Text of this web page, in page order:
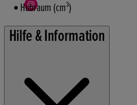
Hubraum (cm³)
Nennleistung (kW)
Motorölvolumen (L)
Hilfe & Information